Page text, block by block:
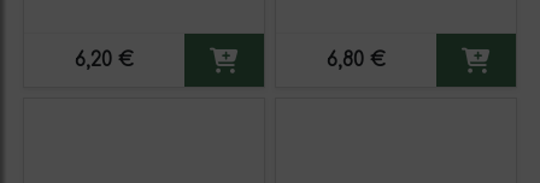
6,20 € 6,80 €